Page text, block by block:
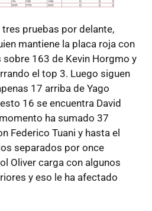
tres pruebas por delante,
mantiene la placa roja con
163 de Kevin Horgmo y
el top 3. Luego siguen
17 arriba de Yago
16 se encuentra David
ha sumado 37
Federico Tuani y hasta el
separados por once
Oliver carga con algunos
y eso le ha afectado